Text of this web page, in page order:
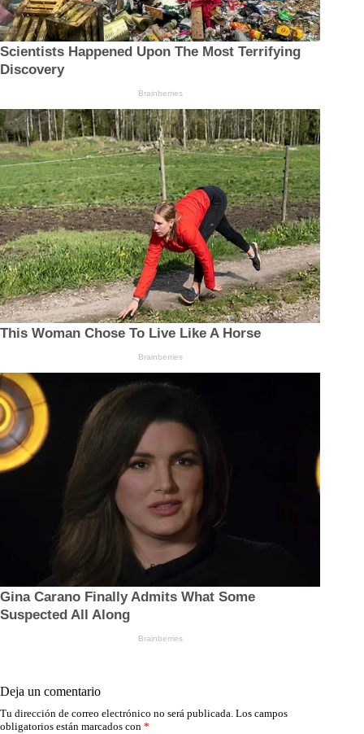
Deja un comentario
Tu dirección de correo electrónico no será publicada. Los campos
obligatorios están marcados con *